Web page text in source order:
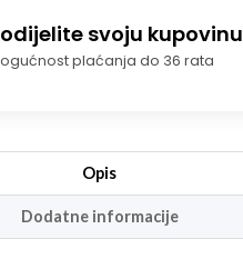
svoju kupovinu
plaćanja do 36 rata
Opis
Dodatne informacije